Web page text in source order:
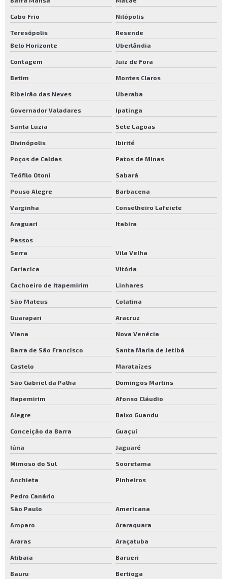
Rodas para carros industriais
Rodízios industriais comprar
Rodízios para carrinhos industriais
Carrinho de carga dobrável
Carrinho de carga dobrável preço
Carrinho de carga valor
Comprar carrinho de carga
Comprar carrinho para transporte de carga
Loja de carrinho de carga são paulo
Onde comprar carrinho de carga em sp
Rodízios para carrinhos em sp
Lojas de carrinho de carga sp
Carrinho de carga dobrável em alumínio
Carrinho de carga são paulo
Carrinho para carga comprar
Venda de carrinho de carga
Cabo Frio Nilópolis
Teresópolis
Resende
Belo Horizonte
Uberlândia
Contagem Juiz de Fora
Betim Montes Claros
Ribeirão das Neves Uberaba
Governador Valadares Ipatinga
Santa Luzia Sete Lagoas
Divinópolis Ibirité
Poços de Caldas Patos de Minas
Teófilo Otoni Sabará
Pouso Alegre Barbacena
Varginha Conselheiro Lafeiete
Araguari Itabira
Passos
Serra
Vila Velha
Cariacica Vitória
Cachoeiro de Itapemirim Linhares
São Mateus Colatina
Guarapari Aracruz
Viana Nova Venécia
Barra de São Francisco Santa Maria de Jetibá
Castelo Marataízes
São Gabriel da Palha Domingos Martins
Itapemirim Afonso Cláudio
Alegre Baixo Guandu
Conceição da Barra Guaçuí
Iúna Jaguaré
Mimoso do Sul Sooretama
Anchieta Pinheiros
Pedro Canário
São Paulo
Americana
Amparo Araraquara
Araras Araçatuba
Atibaia Barueri
Bauru Bertioga